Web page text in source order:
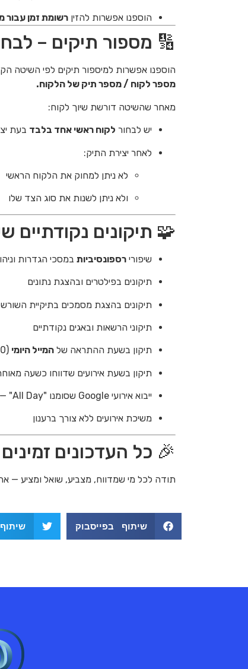
הוספנו אפשרות להזין רשומת זמן
🔢 מספור תיקים –
הוספנו אפשרות למיספור תיקים לפי השיטה
מספר לקוח / מספר תיק של הלקוח.
מאחר שהשיטה דורשת שיוך לקוח:
יש לבחור לקוח ראשי אחד בלבד בעת
לאחר יצירת התיק:
לא ניתן למחוק את הלקוח הראשי
ולא ניתן לשנות את סוג הצד שלו
🧩 תיקונים
שיפורי רספונסיביות במסכי הגדרות
תיקונים בפילטרים ובהצגת נתונים
תיקונים בהצגת מסמכים בתיקיית השורש
תיקוני הרשאות ובאגים נקודתיים
תיקון בשעת ההתראה של המייל היומי (08:00 במקום 07:00)
תיקון בשעת אירועים שדווחו כשעה
ייבוא אירועי Google שסומנו "All Day" — תוקן כך שיוצגו ביום אחד בלבד
משיכת אירועים ללא צורך ברענון
🎉 כל העדכונים זמינים
תודה לכל מי שמדווח, מצביע, שואל ומציע —
שיתוף בפייסבוק